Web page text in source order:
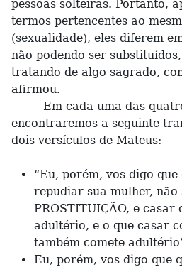
pessoas solteiras. Portanto,
termos pertencentes ao
(sexualidade), eles diferem
não podendo ser
tratando de algo sagrado,
afirmou.
Em cada uma das
encontraremos a seguinte
dois versículos de Mateus:
“Eu, porém, vos digo
repudiar sua mulher, não
PROSTITUIÇÃO, e casar
adultério, e o que casar
também comete
Eu, porém, vos digo que